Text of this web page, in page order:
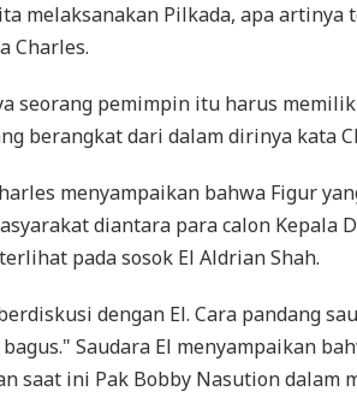
melaksanakan Pilkada, apa
Charles.
seorang pemimpin itu harus
berangkat dari dalam dirinya kata
menyampaikan bahwa Figur
diantara para calon Kepala
pada sosok El Aldrian Shah.
dengan El. Cara pandang
Saudara El menyampaikan
saat ini Pak Bobby Nasution dalam